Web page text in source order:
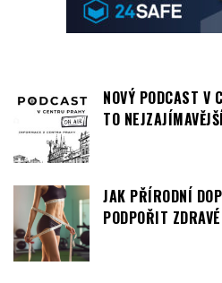
NOVÝ PODCAST V
TO
JAK PŘÍRODNÍ
PODPOŘIT